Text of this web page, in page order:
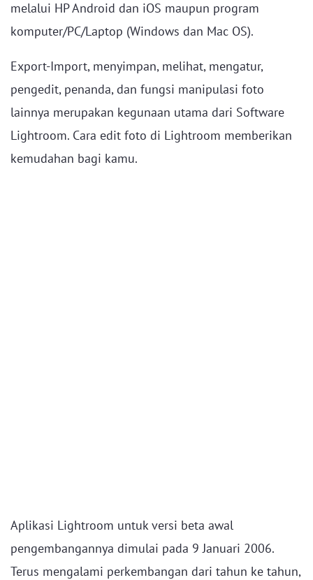
melalui HP Android dan iOS maupun program
komputer/PC/Laptop (Windows dan Mac OS).
Export-Import, menyimpan, melihat, mengatur,
pengedit, penanda, dan fungsi manipulasi foto
lainnya merupakan kegunaan utama dari Software
Lightroom. Cara edit foto di Lightroom memberikan
kemudahan bagi kamu.
Aplikasi Lightroom untuk versi beta awal
pengembangannya dimulai pada 9 Januari 2006.
Terus mengalami perkembangan dari tahun ke tahun,